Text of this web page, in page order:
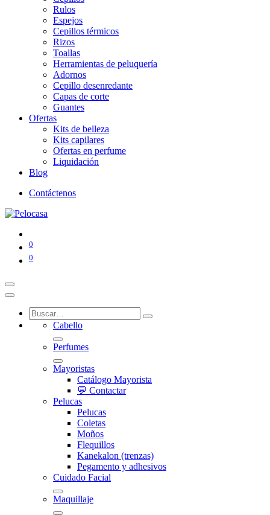
Rulos
Espejos
Cepillos térmicos
Rizos
Toallas
Herramientas de peluquería
Adornos
Cepillo desenredante
Capas de corte
Guantes
Ofertas
Kits de belleza
Kits capilares
Ofertas en perfume
Liquidación
Blog
Contáctenos
0
0
Cabello
Perfumes
Mayoristas
Catálogo Mayorista
💬 Contactar
Pelucas
Pelucas
Coletas
Moños
Flequillos
Kanekalon (trenzas)
Pegamento y adhesivos
Cuidado Facial
Maquillaje